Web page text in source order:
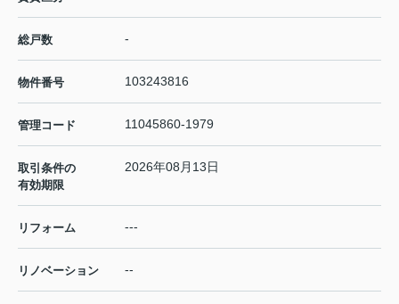
総戸数 -
物件番号 103243816
管理コード 11045860-1979
取引条件の
有効期限
2026年08月13日
リフォーム ---
リノベーション --